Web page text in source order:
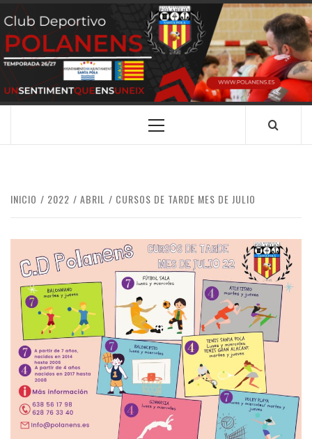
Saltar
al
contenido
CLUB
DEPORTIVO
POLANENS
SANTA POLA
Menú
INICIO 2022 ABRIL CURSOS DE TARDE MES DE JULIO